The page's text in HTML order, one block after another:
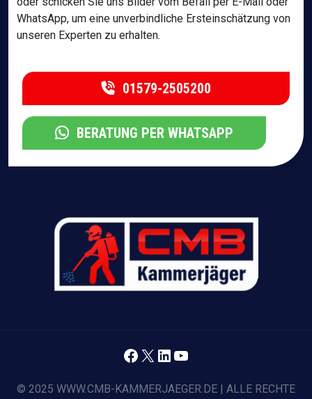
WhatsApp, um eine unverbindliche Ersteinschätzung von
unseren Experten zu erhalten.
01579-2505200
BERATUNG PER WHATSAPP
© 2025 WWW.CMB-KAMMERJAEGER.DE | ALLE RECHTE
Facebook
X LinkedIn
YouTube